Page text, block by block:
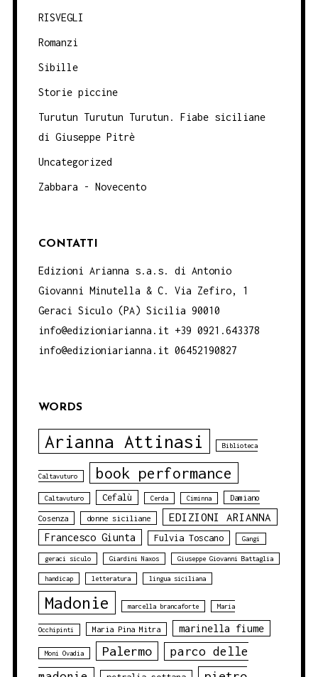
RISVEGLI
Romanzi
Sibille
Storie piccine
Turutun Turutun Turutun. Fiabe siciliane
di Giuseppe Pitrè
Uncategorized
Zabbara - Novecento
CONTATTI
Edizioni Arianna s.a.s. di Antonio
Giovanni Minutella & C. Via Zefiro, 1
Geraci Siculo (PA) Sicilia 90010
info@edizioniarianna.it +39 0921.643378
info@edizioniarianna.it 06452190827
WORDS
Arianna Attinasi Biblioteca
Caltavuturo book performance
Caltavuturo Cefalù Cerda Ciminna Damiano
Cosenza donne siciliane EDIZIONI ARIANNA
Francesco Giunta Fulvia Toscano Gangi
geraci siculo Giardini Naxos Giuseppe Giovanni Battaglia
handicap letteratura lingua siciliana
Madonie marcella brancaforte Maria
Occhipinti Maria Pina Mitra marinella fiume
Moni Ovadia Palermo
parco delle